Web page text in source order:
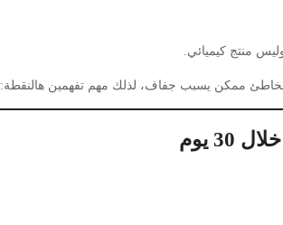
منتج كيميائي.
ممكن يسبب جفاف، لذلك مهم تفهمين هالنقطة:
يوم